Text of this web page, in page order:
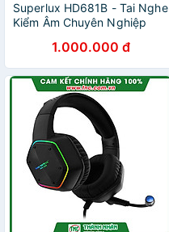
Superlux HD681B - Tai Nghe
Kiểm Âm Chuyên Nghiệp
Chính Hãng1.000.000 đ